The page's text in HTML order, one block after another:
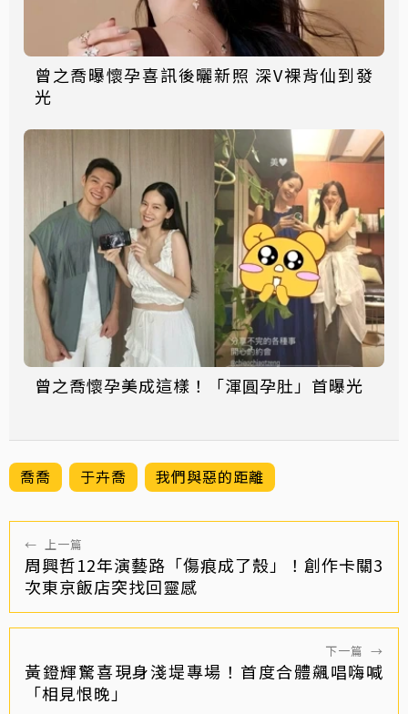
曾之喬曝懷孕喜訊後曬新照 深V裸背仙到發
光
曾之喬懷孕美成這樣！「渾圓孕肚」首曝光
喬喬 于卉喬 我們與惡的距離
← 上一篇
周興哲12年演藝路「傷痕成了殼」！創作卡關3
次東京飯店突找回靈感
下一篇 →
黃鐙輝驚喜現身淺堤專場！首度合體飆唱嗨喊
「相見恨晚」